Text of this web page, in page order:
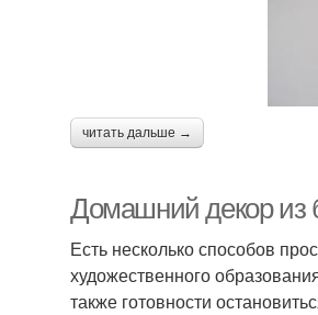
читать дальше →
Домашний декор из
Есть несколько способов
художественного
также готовности